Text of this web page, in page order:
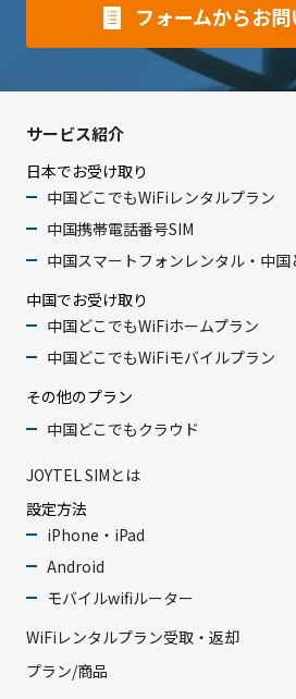
フォームからお
サービス紹介
日本でお受け取り
中国どこでもWiFiレンタルプラン
中国携帯電話番号SIM
中国スマートフォンレンタル・中国
中国でお受け取り
中国どこでもWiFiホームプラン
中国どこでもWiFiモバイルプラン
その他のプラン
中国どこでもクラウド
JOYTEL SIMとは
設定方法
iPhone・iPad
Android
モバイルwifiルーター
WiFiレンタルプラン受取・返却
プラン/商品